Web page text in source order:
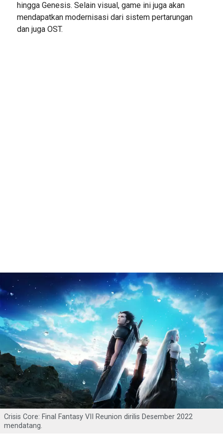
hingga Genesis. Selain visual, game ini juga akan
mendapatkan modernisasi dari sistem pertarungan
dan juga OST.
Crisis Core: Final Fantasy VII Reunion dirilis Desember 2022
mendatang.